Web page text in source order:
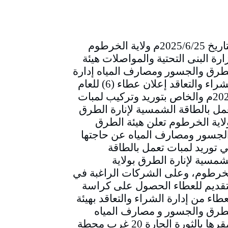
التاريخ 2025/6/25م ولاية الخرطوم
البنى التحتية والمواصلات هيئة
والجسور ومصارف المياه إدارة
الشراء والتعاقد إعلان عطاء (6) للعام
2025م والخاص بتوريد وتركيب لمبات
بالطاقة الشمسية لإنارة الطرق
الخرطوم تعلن هيئة الطرق
ومصارف المياه عن حاجتها
توريد لمبات تعمل بالطاقة
لإنارة الطرق بولاية
وعلى الشركات الراغبة في
للعطاء الحصول على كراسة
من إدارة الشراء والتعاقد بهيئة
والجسور و مصارف المياه
بمقرها بالثورة الحارة 20 غرب محطة